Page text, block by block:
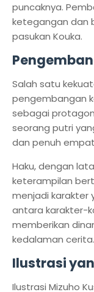
puncaknya.
ketegangan dan
pasukan Kouka.
Salah satu
pengembangan
sebagai
seorang putri
dan penuh
Haku, dengan
keterampilan
menjadi karakter
antara karakter-
memberikan
kedalaman cerita.
Ilustrasi
Ilustrasi Mizuho